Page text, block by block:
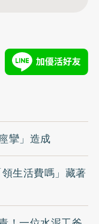
攣」造成
生活費嗎」藏著